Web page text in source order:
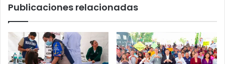
Publicaciones relacionadas